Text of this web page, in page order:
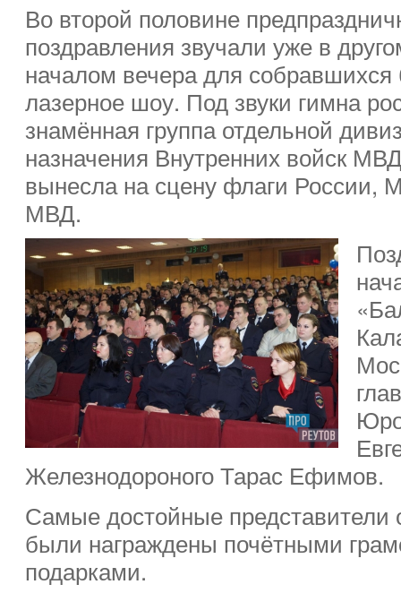
Во второй половине
поздравления звучали уже в
началом вечера для собравшихся
лазерное шоу. Под звуки гимна
знамённая группа отдельной
назначения Внутренних войск
вынесла на сцену флаги России,
МВД.
Железнодороного Тарас Ефимов.
Самые достойные представители
были награждены почётными
подарками.